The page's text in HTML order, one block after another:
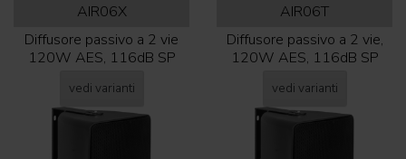
AIR06X
Diffusore passivo a 2 vie
120W AES, 116dB SP
vedi varianti
AIR06T
Diffusore passivo a 2 vie,
120W AES, 116dB SP
vedi varianti